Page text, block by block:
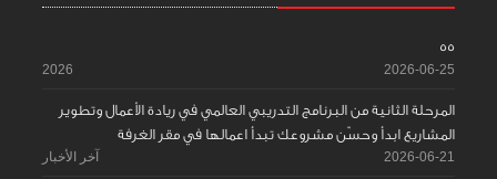
55
2026-06-25
2026
المرحلة الثانية من البرنامج التدريبي العالمي في ريادة الأعمال وتطوير
المشاريع ابدأ وحسّن مشروعك تبدأ اعمالها في مقر الغرفة
2026-06-21 آخر الأخبار